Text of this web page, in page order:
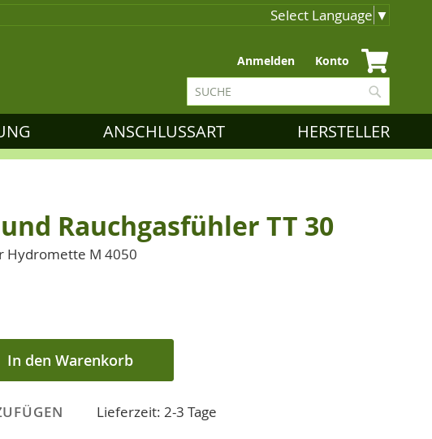
Select Language ▼
Zum
Inhalt
springen
Anmelden Konto
Suche
ANSCHLUSSART HERSTELLER
Rauchgasfühler TT 30
Hydromette M 4050
In den Warenkorb
Lieferzeit: 2-3 Tage